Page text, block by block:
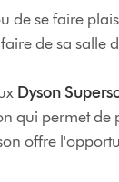
de se faire
de sa salle
Dyson
qui permet
offre